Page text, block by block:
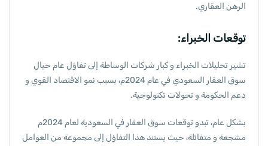
الرهن العقاري.
توقعات الخبراء:
تشير تحليلات الخبراء و كبار شركات الوساطة إلى تفاؤل عام حيال
سوق العقار السعودي في عام 2024م، بسبب نمو الاقتصاد القوي و
دعم الحكومة و تحولات تكنولوجية.
بشكل عام، تبدو توقعات سوق العقار في السعودية لعام 2024م
مشجعة و متفائلة، حيث يستند هذا التفاؤل إلى مجموعة من العوامل